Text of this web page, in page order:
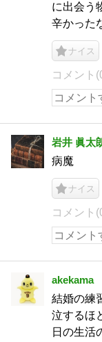
に出会う
辛かった
ナイス
コメント
岩井 眞太
病魔
ナイス
コメント
akekama
結婚の練
泣するほ
日の生活